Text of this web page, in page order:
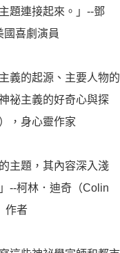
題連接起來。」--鄧
國喜劇演員
義的起源、主要人物的
祕主義的好奇心與探
，身心靈作家
主題，其內容深入淺
--柯林．迪奇（Colin
作者